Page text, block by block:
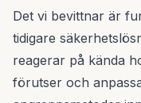
Det vi bevittnar är
tidigare
reagerar på kända
förutser och